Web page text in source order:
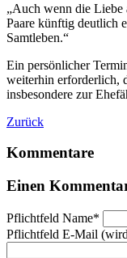
„Auch wenn die
Paare künftig deutlich
Samtleben.“
Ein persönlicher
weiterhin erforderlich,
insbesondere zur
Zurück
Kommentare
Einen
Pflichtfeld Name*
Pflichtfeld E-Mail